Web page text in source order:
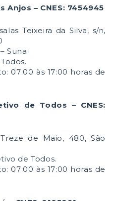
Anjos – CNES: 7454945
Teixeira da Silva, s/n,
Suna.
07:00 às 17:00 horas de
de Todos – CNES:
de Maio, 480, São
de Todos.
07:00 às 17:00 horas de